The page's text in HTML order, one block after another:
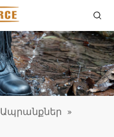
Ապրանքներ »